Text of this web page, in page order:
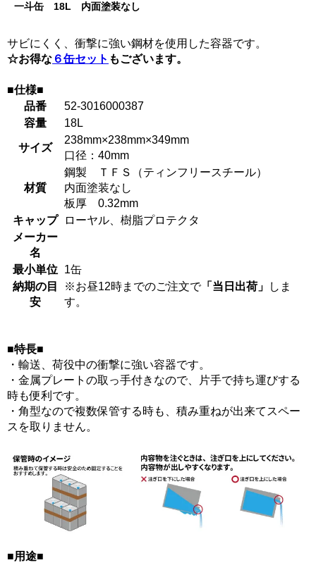
一斗缶 18L 内面塗装なし
サビにくく、衝撃に強い鋼材を使用した容器です。
☆お得な ６缶セット もございます。
■仕様■
品番
52-3016000387
容量
18L
サイズ
238mm×238mm×349mm
口径：40mm
材質
鋼製 ＴＦＳ（ティンフリースチール）
内面塗装なし
板厚 0.32mm
キャップ
ローヤル、樹脂プロテクタ
メーカー
名
最小単位 1缶
納期の目
安
※お昼12時までのご注文で「当日出荷」
しま
す。
■特長■
・輸送、荷役中の衝撃に強い容器です。
・金属プレートの取っ手付きなので、片手で持ち運びする
時も便利です。
・角型なので複数保管する時も、積み重ねが出来てスペー
スを取りません。
■用途■